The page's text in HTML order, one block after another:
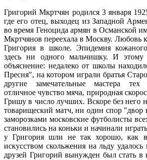
Григорий Мкртчян родился 3 января
где его отец, выходец из Западной
во время Геноцида армян в Османской
Мкртчянов переехала в Москву. Любовь к
Григория в школе. Эпидемия
здесь ни одного мальчишку. И этому
объяснение: недалеко от школы
Пресня", на котором играли братья
другие замечательные мастера
отличное чувство мяча, природная
Гришу в число лучших. Вскоре без него
товарищеский матч, ни один спор
заморозками московские футболисты
становились на коньки и начинали
у Григория шли не так хорошо, как в
искусством скольжения на льду удалось
друзей Григорий вынужден был стать в